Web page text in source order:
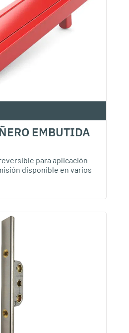
EMBUTIDA
para aplicación
disponible en varios